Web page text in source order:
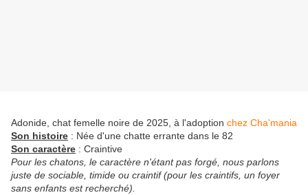
Adonide, chat femelle noire de 2025, à l'adoption chez Cha'mania
Son histoire : Née d'une chatte errante dans le 82
Son caractère : Craintive
Pour les chatons, le caractère n'étant pas forgé, nous parlons
juste de sociable, timide ou craintif (pour les craintifs, un foyer
sans enfants est recherché).